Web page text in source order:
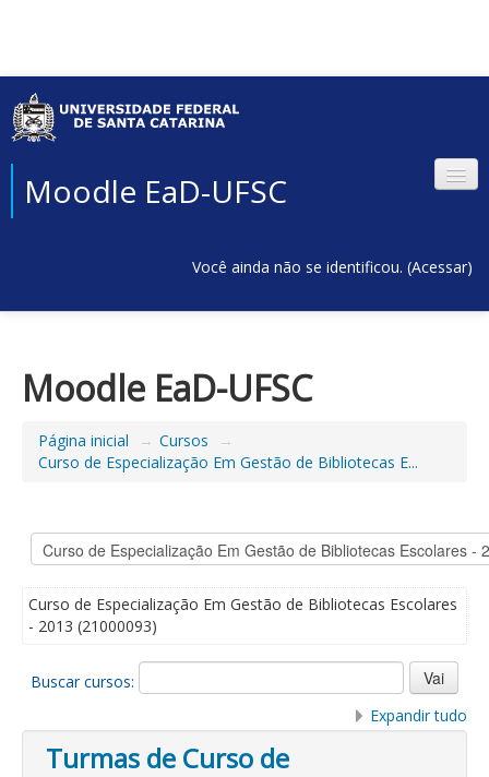
Moodle EaD-UFSC
Você ainda não se identificou. (Acessar)
Moodle EaD-UFSC
Página inicial → Cursos
→
Curso de Especialização Em Gestão de Bibliotecas E...
Curso de Especialização Em Gestão de Bibliotecas Escolares
- 2013 (21000093)
Buscar cursos:
Expandir tudo
Turmas de Curso de